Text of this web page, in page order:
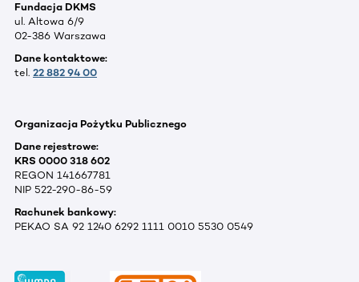
Fundacja DKMS
ul. Altowa 6/9
02-386 Warszawa
Dane kontaktowe:
tel. 22 882 94 00
Organizacja Pożytku Publicznego
Dane rejestrowe:
KRS 0000 318 602
REGON 141667781
NIP 522-290-86-59
Rachunek bankowy:
PEKAO SA 92 1240 6292 1111 0010 5530 0549